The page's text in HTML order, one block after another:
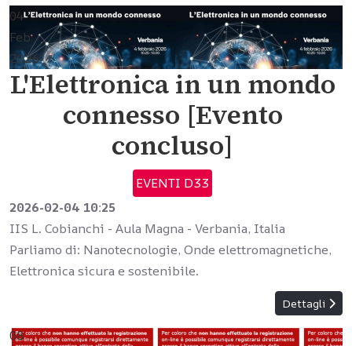
04
Feb
2026
L'Elettronica in un mondo
connesso [Evento
concluso]
EVENTI D33
2026-02-04 10:25
IIS L. Cobianchi - Aula Magna - Verbania, Italia
Parliamo di: Nanotecnologie, Onde elettromagnetiche,
Elettronica sicura e sostenibile.
Dettagli
08